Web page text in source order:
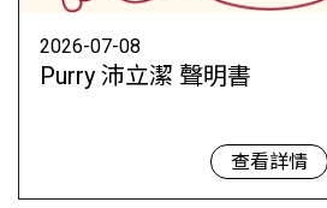
2026-07-08
Purry 沛立潔 聲明書
查看詳情